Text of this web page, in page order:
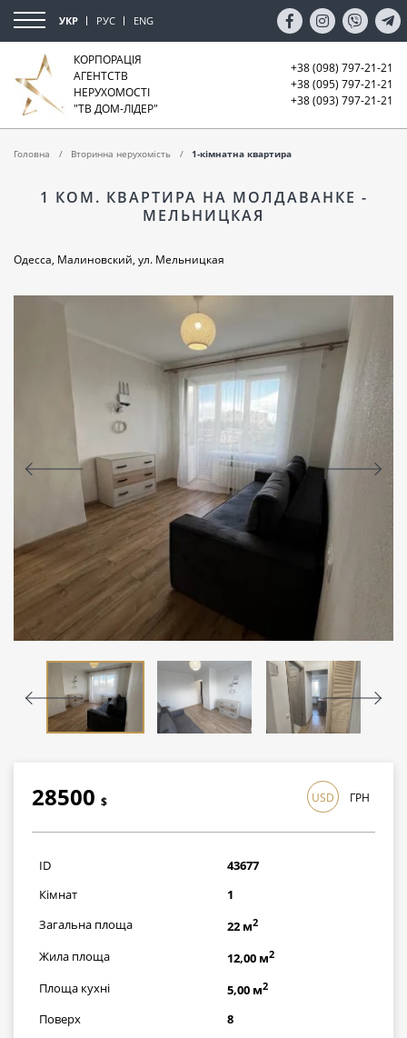
УКР РУС ENG
КОРПОРАЦІЯ
АГЕНТСТВ
НЕРУХОМОСТІ
"ТВ ДОМ-ЛІДЕР"
+38 (098) 797-21-21
+38 (095) 797-21-21
+38 (093) 797-21-21
Головна Вторинна нерухомість 1-кімнатна квартира
1 КОМ. КВАРТИРА НА МОЛДАВАНКЕ -
МЕЛЬНИЦКАЯ
Одесса, Малиновский, ул. Мельницкая
28500 $
826500грн
USD ГРН
ID
43677
Кімнат
1
Загальна площа
22 м2
Жила площа 12,00 м2
Площа кухні 5,00 м2
Поверх
8